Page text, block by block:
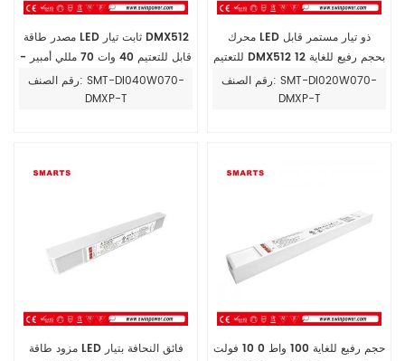
مصدر طاقة LED ثابت تيار DMX512
قابل للتعتيم 40 وات 70 مللي أمبير -
700 مللي أمبير، غلاف بلاستيكي مدرج
في قائمة UL
رقم الصنف: SMT-DI040W070-
DMXP-T
محرك LED ذو تيار مستمر قابل
للتعتيم DMX512 بحجم رفيع للغاية 12
فولت - 54 فولت 20 وات لمصابيح
LED
رقم الصنف: SMT-DI020W070-
DMXP-T
مزود طاقة LED فائق النحافة بتيار
حجم رفيع للغاية 100 واط 0 10 فولت